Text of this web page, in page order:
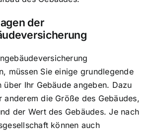
der
müssen Sie einige grundlegende
über Ihr Gebäude angeben. Dazu
anderem die Größe des Gebäudes,
der Wert des Gebäudes. Je nach
können auch